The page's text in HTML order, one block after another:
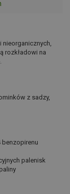
nieorganicznych,
rozkładowi na
z sadzy,
benzopirenu
palenisk